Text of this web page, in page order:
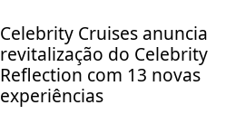
Celebrity Cruises anuncia
revitalização do Celebrity
Reflection com 13 novas
experiências